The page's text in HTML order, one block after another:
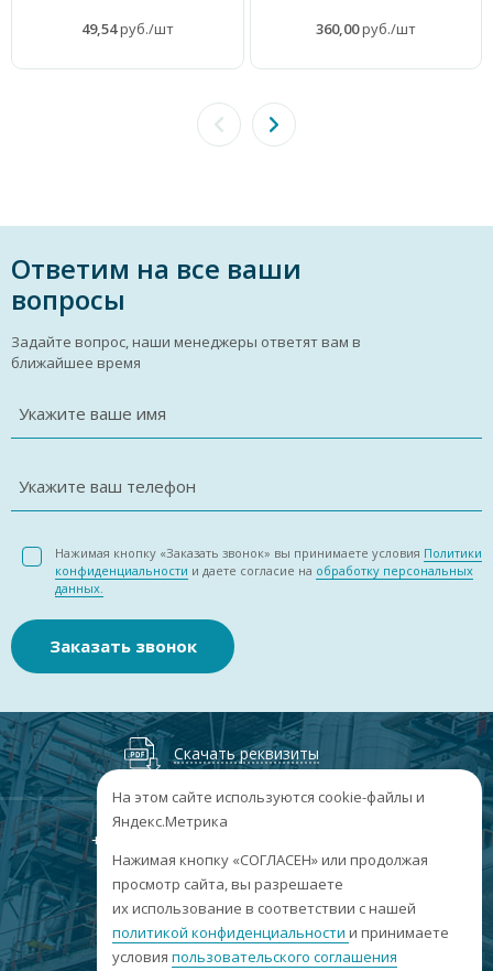
49,54руб./шт 360,00руб./шт
Ответим на все ваши
вопросы
Задайте вопрос, наши менеджеры ответят вам в
ближайшее время
Укажите ваше имя
Укажите ваш телефон
Нажимая кнопку «Заказать звонок» вы принимаете условия Политики
конфиденциальности и даете согласие на обработку персональных
данных.
Заказать звонок
Скачать реквизиты
+7
г. Барнаул, пр. Ленина, 158А, Н1/204
пн-пт: 09:00-17:00
сб-вс: выходные
На этом сайте используются cookie-файлы и
Яндекс.Метрика
Нажимая кнопку «СОГЛАСЕН» или продолжая
просмотр сайта, вы разрешаете
их использование в соответствии с нашей
политикой конфиденциальности и принимаете
условия пользовательского соглашения